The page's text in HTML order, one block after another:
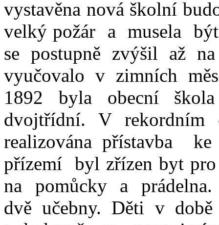
vystavěna nová školní
velký požár a musela
se postupně zvýšil až
vyučovalo v zimních
1892 byla obecní
dvojtřídní. V rekordním
realizována přístavba
přízemí byl zřízen byt pro
na pomůcky a
dvě učebny. Děti v